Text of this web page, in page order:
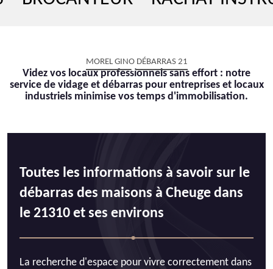
MOREL GINO DÉBARRAS 21
Videz vos locaux professionnels sans effort : notre
service de vidage et débarras pour entreprises et locaux
industriels minimise vos temps d'immobilisation.
Toutes les informations à savoir sur le
débarras des maisons à Cheuge dans
le 21310 et ses environs
La recherche d'espace pour vivre correctement dans